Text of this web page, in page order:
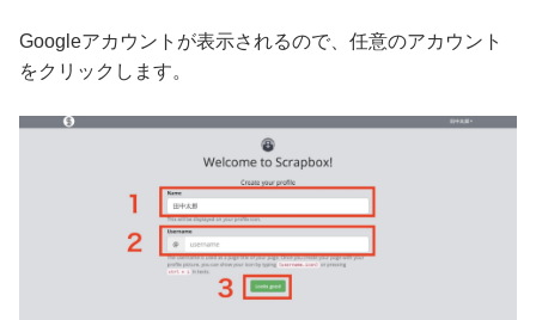
Googleアカウントが表示されるので、任意のアカウント
をクリックします。